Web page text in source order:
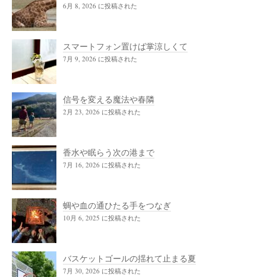
6月 8, 2026 に投稿された
スマートフォン置けば掌涼しくて
7月 9, 2026 に投稿された
信号を変える魔法や春隣
2月 23, 2026 に投稿された
香水や眠らう次の港まで
7月 16, 2026 に投稿された
蜩や血の通ひたる手をつなぎ
10月 6, 2025 に投稿された
バスケットゴールの揺れて止まる夏
7月 30, 2026 に投稿された